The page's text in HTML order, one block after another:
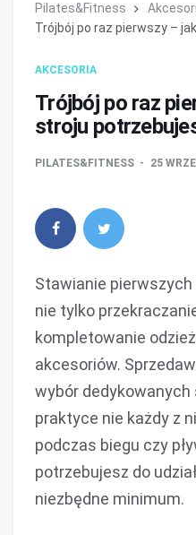
Pilates&Fitness
Trójbój po raz pierwszy –
AKCESORIA
Trójbój po raz
stroju
PILATES&FITNESS 25
Stawianie
nie tylko
kompletowanie
akcesoriów.
wybór dedykowanych
praktyce nie każdy z
podczas biegu czy
potrzebujesz do
niezbędne minimum.